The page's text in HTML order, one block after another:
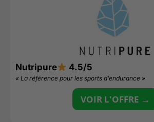
Nutripure 4.5/5
« La référence pour les sports d’endurance »
VOIR L'OFFRE →